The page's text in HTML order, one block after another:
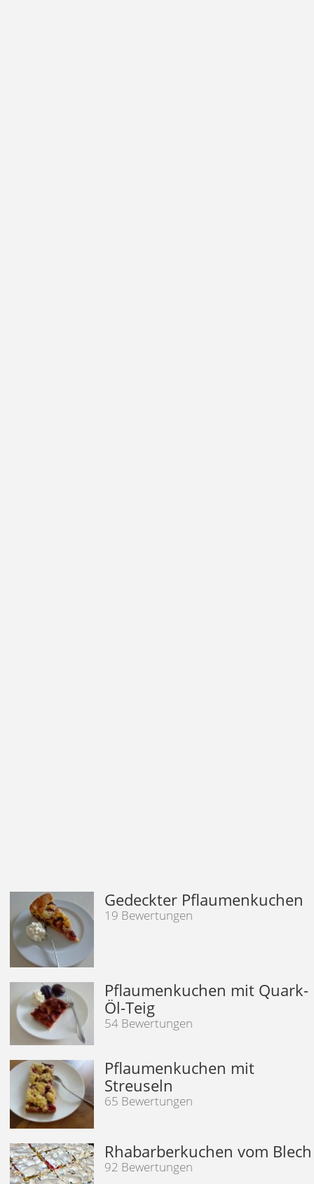
Gedeckter Pflaumenkuchen
19 Bewertungen
Pflaumenkuchen mit Quark-
Öl-Teig
54 Bewertungen
Pflaumenkuchen mit
Streuseln
65 Bewertungen
Rhabarberkuchen vom Blech
92 Bewertungen